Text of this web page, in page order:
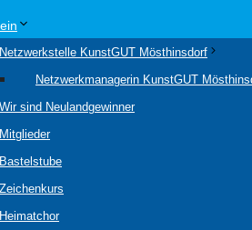
Netzwerkstelle KunstGUT Mösthinsdorf
Netzwerkmanagerin KunstGUT
Wir sind Neulandgewinner
Mitglieder
Bastelstube
Zeichenkurs
Heimatchor